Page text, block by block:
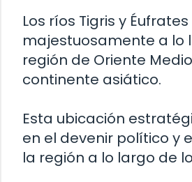
Los ríos Tigris y
majestuosamente a lo
región de Oriente
continente asiático.
Esta ubicación
en el devenir político y
la región a lo largo de